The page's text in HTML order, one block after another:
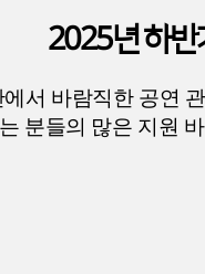
2025년 하반
서 바람직한 공연
분들의 많은 지원